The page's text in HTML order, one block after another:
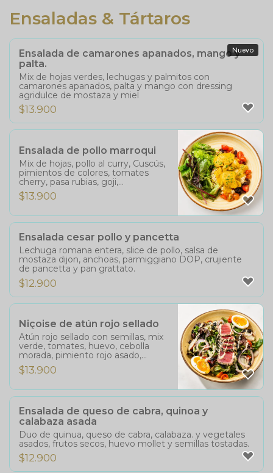
Ensaladas & Tártaros
Ensalada de camarones apanados, mango y
palta.
Mix de hojas verdes, lechugas y palmitos con
camarones apanados, palta y mango con dressing
agridulce de mostaza y miel
$13.900
Nuevo
Ensalada de pollo marroqui
Mix de hojas, pollo al curry, Cuscús,
pimientos de colores, tomates
cherry, pasa rubias, goji,
cramberries, almendras tostadas y
vinagreta.
$13.900
Ensalada cesar pollo y pancetta
Lechuga romana entera, slice de pollo, salsa de
mostaza dijon, anchoas, parmiggiano DOP, crujiente
de pancetta y pan grattato.
$12.900
Niçoise de atún rojo sellado
Atún rojo sellado con semillas, mix
verde, tomates, huevo, cebolla
morada, pimiento rojo asado,
aceitunas negras y alcaparras,
rodajas de papines y Vinagreta.
$13.900
Ensalada de queso de cabra, quinoa y
calabaza asada
Duo de quinua, queso de cabra, calabaza. y vegetales
asados, frutos secos, huevo mollet y semillas tostadas.
$12.900